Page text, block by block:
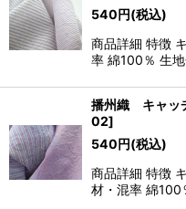
540円(税込)
商品詳細 特徴
率 綿100％ 生
播州織 キャッ
02]
540円(税込)
商品詳細 特徴
材・混率 綿